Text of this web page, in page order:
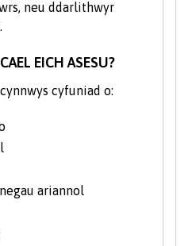
yn ymddangos fel un
ail-ddilysu'.
neu ddarlithwyr
EICH ASESU?
cyfuniad o:
ariannol